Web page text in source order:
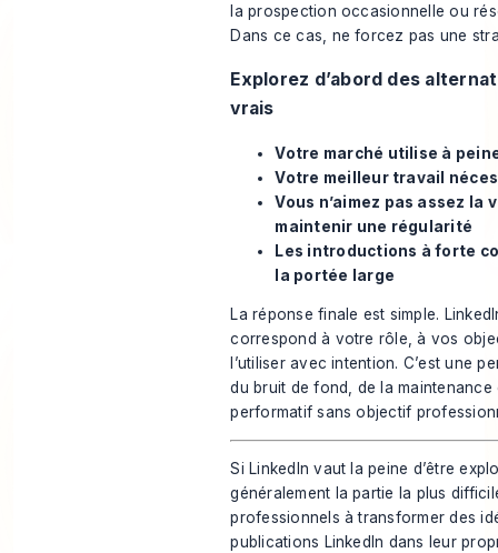
la prospection occasionnelle ou
Dans ce cas, ne forcez pas une
Explorez d’abord des
vrais
Votre marché utilise à
Votre meilleur travail
Vous n’aimez pas assez
maintenir une régularité
Les introductions à forte
la portée large
La réponse finale est simple.
correspond à votre rôle, à vos
l’utiliser avec intention. C’est une
du bruit de fond, de la maintenance
performatif sans objectif
Si LinkedIn vaut la peine d’être
généralement la partie la plus
professionnels à transformer des
publications LinkedIn dans leur